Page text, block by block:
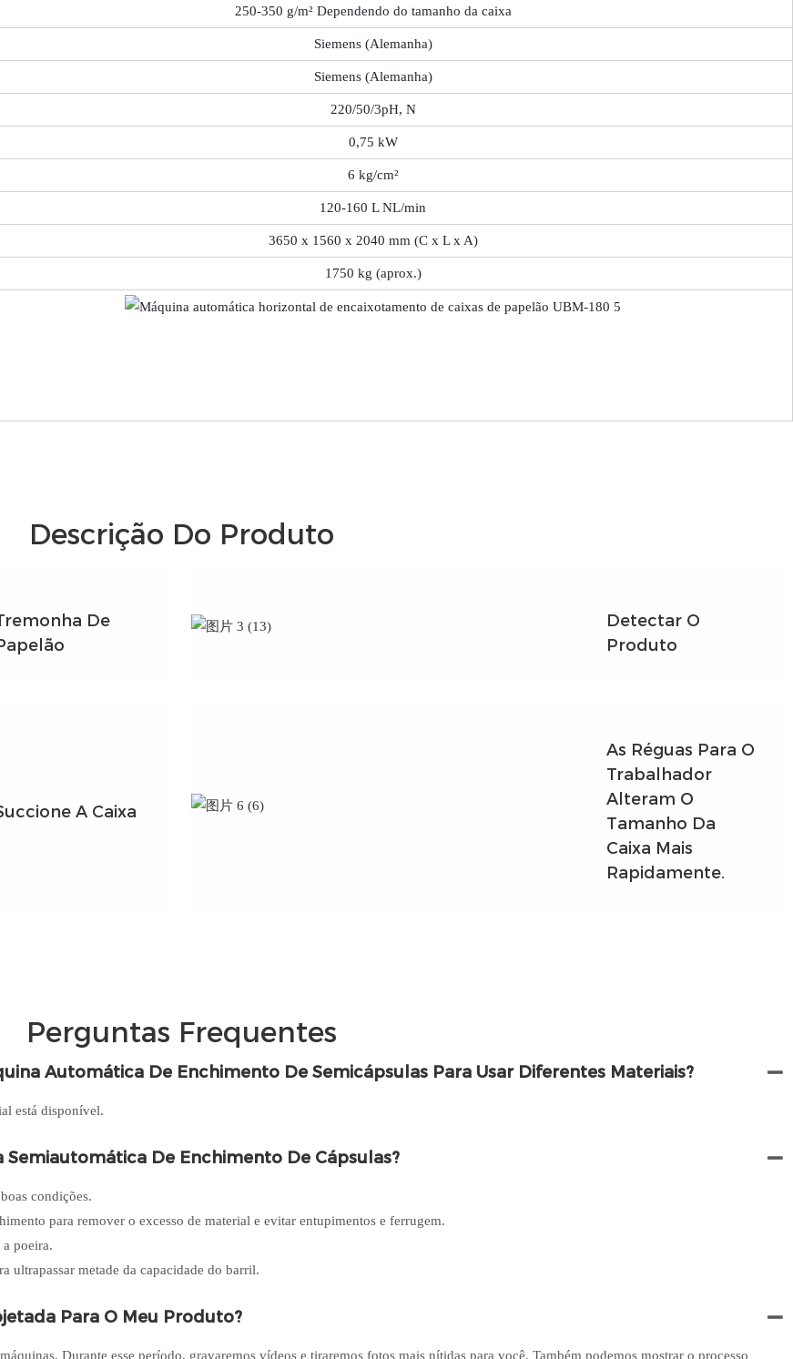
250-350 g/m² Dependendo do tamanho da caixa
Siemens (Alemanha)
Siemens (Alemanha)
220/50/3pH, N
0,75 kW
6 kg/cm²
120-160 L NL/min
3650 x 1560 x 2040 mm (C x L x A)
1750 kg (aprox.)
Descrição Do Produto
De
Detectar O
Produto
A Caixa
As Réguas Para O
Trabalhador
Alteram O
Tamanho Da
Caixa Mais
Rapidamente.
Perguntas Frequentes
Automática De Enchimento De Semicápsulas Para Usar Diferentes Materiais?
está disponível.
De Enchimento De Cápsulas?
condições.
para remover o excesso de material e evitar entupimentos e ferrugem.
poeira.
ultrapassar metade da capacidade do barril.
Para O Meu Produto?
Durante esse período, gravaremos vídeos e tiraremos fotos mais nítidas para você. Também podemos mostrar o processo